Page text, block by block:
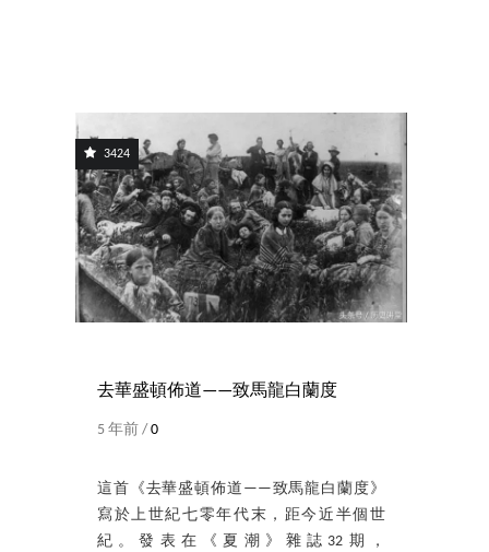
3424
去華盛頓佈道——致馬龍白蘭度
5 年前 / 0
這首《去華盛頓佈道——致馬龍白蘭度》
寫於上世紀七零年代末，距今近半個世
紀。發表在《夏潮》雜誌32期，